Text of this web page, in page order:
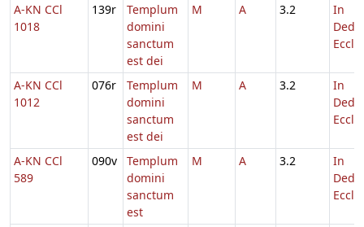
A-KN CCl
1018
139r
Templum
domini
sanctum
est dei
M A 3.2
In
Eccl.
A-KN CCl
1012
076r
Templum
domini
sanctum
est dei
M A 3.2
In
Eccl.
A-KN CCl
589
090v
Templum
domini
sanctum
est
M A 3.2
In
Eccl.